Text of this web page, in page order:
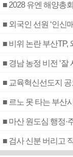
■ 2028 유엔 해양총
■ 외국인 선원 ‘인신
■ 비위 논란 부산TP,
■ 경남 농정 비전 ‘
■ 교육혁신선도지
■ 르노 못 타는 부산
■ 마산 원도심 행정·